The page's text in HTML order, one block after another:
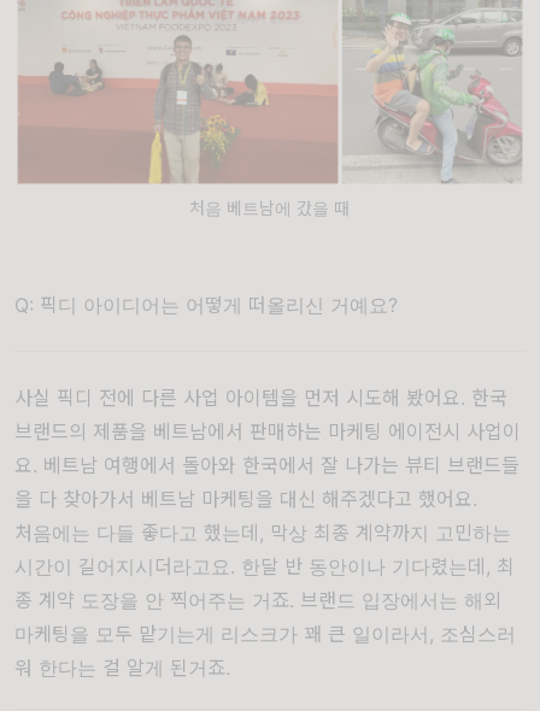
처음 베트남에 갔을 때
Q: 픽디 아이디어는 어떻게 떠올리신 거예요?
사실 픽디 전에 다른 사업 아이템을 먼저 시도해 봤어요. 한국
브랜드의 제품을 베트남에서 판매하는 마케팅 에이전시 사업이
요. 베트남 여행에서 돌아와 한국에서 잘 나가는 뷰티 브랜드들
을 다 찾아가서 베트남 마케팅을 대신 해주겠다고 했어요.
처음에는 다들 좋다고 했는데, 막상 최종 계약까지 고민하는
시간이 길어지시더라고요. 한달 반 동안이나 기다렸는데, 최
종 계약 도장을 안 찍어주는 거죠. 브랜드 입장에서는 해외
마케팅을 모두 맡기는게 리스크가 꽤 큰 일이라서, 조심스러
워 한다는 걸 알게 된거죠.